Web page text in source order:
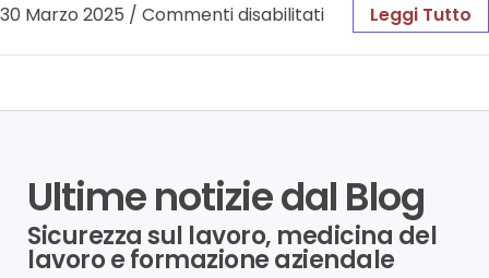
30 Marzo 2025 / Commenti disabilitati Leggi Tutto
Ultime notizie dal Blog
Sicurezza sul lavoro, medicina del
lavoro e formazione aziendale